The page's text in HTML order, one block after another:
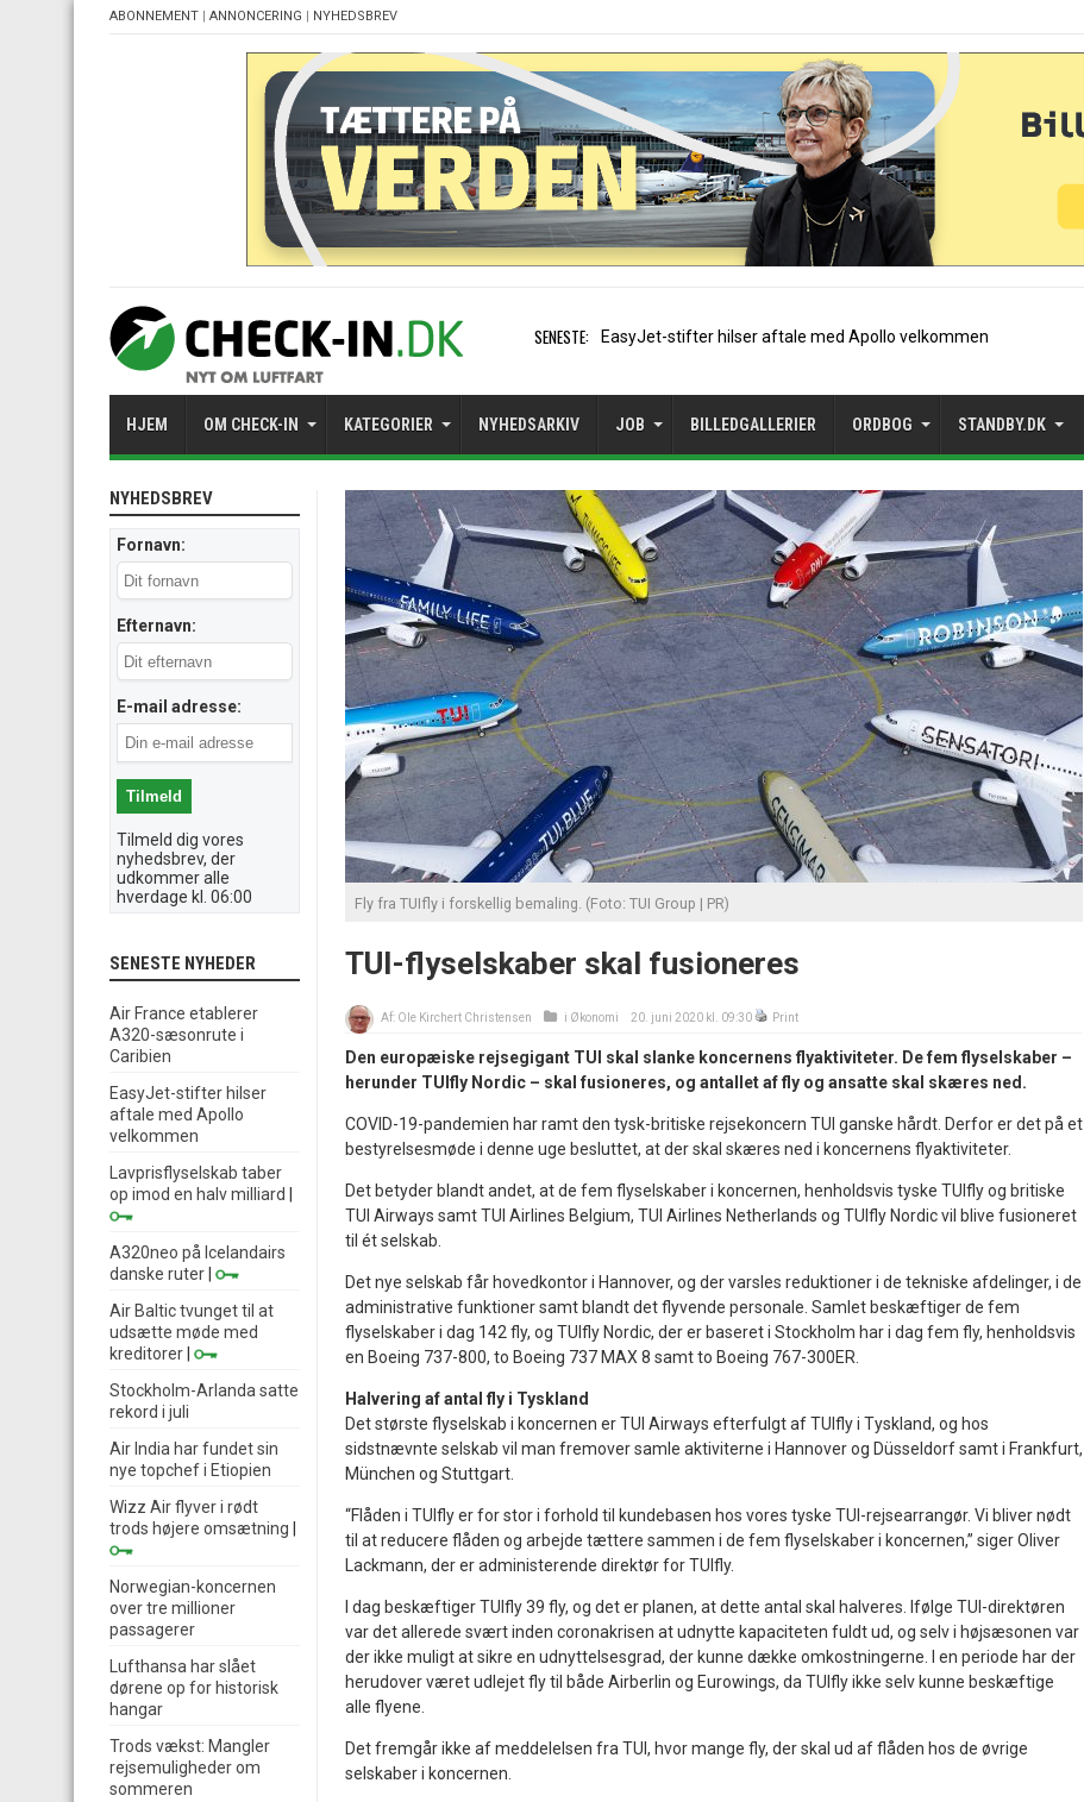
ABONNEMENT | ANNONCERING | NYHEDSBREV
SENESTE: Air France etablerer A320-sæ
HJEM OM CHECK-IN KATEGORIER NYHEDSARKIV JOB BILLEDGALLERIER ORDBOG STANDBY.DK
Fly fra TUIfly i forskellig bemaling. (Foto: TUI Group | PR)
TUI-flyselskaber skal fusioneres
Af: Ole Kirchert Christensen i Økonomi 20. juni 2020 kl. 09:30 Print
Den europæiske rejsegigant TUI skal slanke koncernens flyaktiviteter. De fem flyselskaber –
herunder TUIfly Nordic – skal fusioneres, og antallet af fly og ansatte skal skæres ned.
COVID-19-pandemien har ramt den tysk-britiske rejsekoncern TUI ganske hårdt. Derfor er det på et
bestyrelsesmøde i denne uge besluttet, at der skal skæres ned i koncernens flyaktiviteter.
Det betyder blandt andet, at de fem flyselskaber i koncernen, henholdsvis tyske TUIfly og britiske
TUI Airways samt TUI Airlines Belgium, TUI Airlines Netherlands og TUIfly Nordic vil blive fusioneret
til ét selskab.
Det nye selskab får hovedkontor i Hannover, og der varsles reduktioner i de tekniske afdelinger, i de
administrative funktioner samt blandt det flyvende personale. Samlet beskæftiger de fem
flyselskaber i dag 142 fly, og TUIfly Nordic, der er baseret i Stockholm har i dag fem fly, henholdsvis
en Boeing 737-800, to Boeing 737 MAX 8 samt to Boeing 767-300ER.
Halvering af antal fly i Tyskland
Det største flyselskab i koncernen er TUI Airways efterfulgt af TUIfly i Tyskland, og hos
sidstnævnte selskab vil man fremover samle aktiviterne i Hannover og Düsseldorf samt i Frankfurt,
München og Stuttgart.
“Flåden i TUIfly er for stor i forhold til kundebasen hos vores tyske TUI-rejsearrangør. Vi bliver nødt
til at reducere flåden og arbejde tættere sammen i de fem flyselskaber i koncernen,” siger Oliver
Lackmann, der er administerende direktør for TUIfly.
I dag beskæftiger TUIfly 39 fly, og det er planen, at dette antal skal halveres. Ifølge TUI-direktøren
var det allerede svært inden coronakrisen at udnytte kapaciteten fuldt ud, og selv i højsæsonen var
der ikke muligt at sikre en udnyttelsesgrad, der kunne dække omkostningerne. I en periode har der
herudover været udlejet fly til både Airberlin og Eurowings, da TUIfly ikke selv kunne beskæftige
alle flyene.
Det fremgår ikke af meddelelsen fra TUI, hvor mange fly, der skal ud af flåden hos de øvrige
selskaber i koncernen.
NYHEDSBREV
Fornavn:
Efternavn:
E-mail adresse:
Tilmeld dig vores
nyhedsbrev, der
udkommer alle
hverdage kl. 06:00
SENESTE NYHEDER
Air France etablerer
A320-sæsonrute i
Caribien
EasyJet-stifter hilser
aftale med Apollo
velkommen
Lavprisflyselskab taber
op imod en halv milliard
A320neo på Icelandairs
danske ruter
Air Baltic tvunget til at
udsætte møde med
kreditorer
Stockholm-Arlanda satte
rekord i juli
Air India har fundet sin
nye topchef i Etiopien
Wizz Air flyver i rødt
trods højere omsætning
Norwegian-koncernen
over tre millioner
passagerer
Lufthansa har slået
dørene op for historisk
hangar
Trods vækst: Mangler
rejsemuligheder om
sommeren